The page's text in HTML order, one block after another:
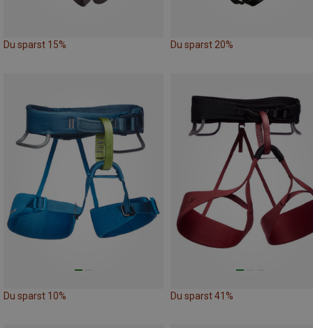
Du sparst 15% Du sparst 20%
Du sparst 10% Du sparst 41%